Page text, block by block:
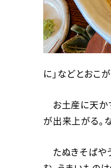
に」などとおこ
お土産に天か
が出来上がる。
たぬきそばや